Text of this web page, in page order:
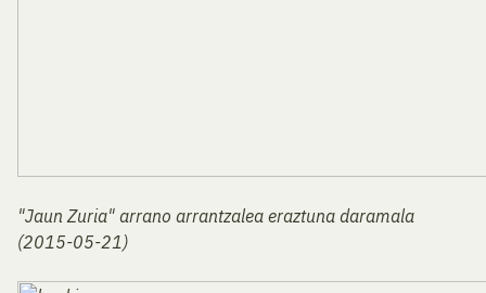
"Jaun Zuria" arrano arrantzalea eraztuna daramala
(2015-05-21)